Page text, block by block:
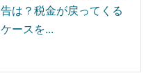
告は？税金が戻ってくる
ケースを...